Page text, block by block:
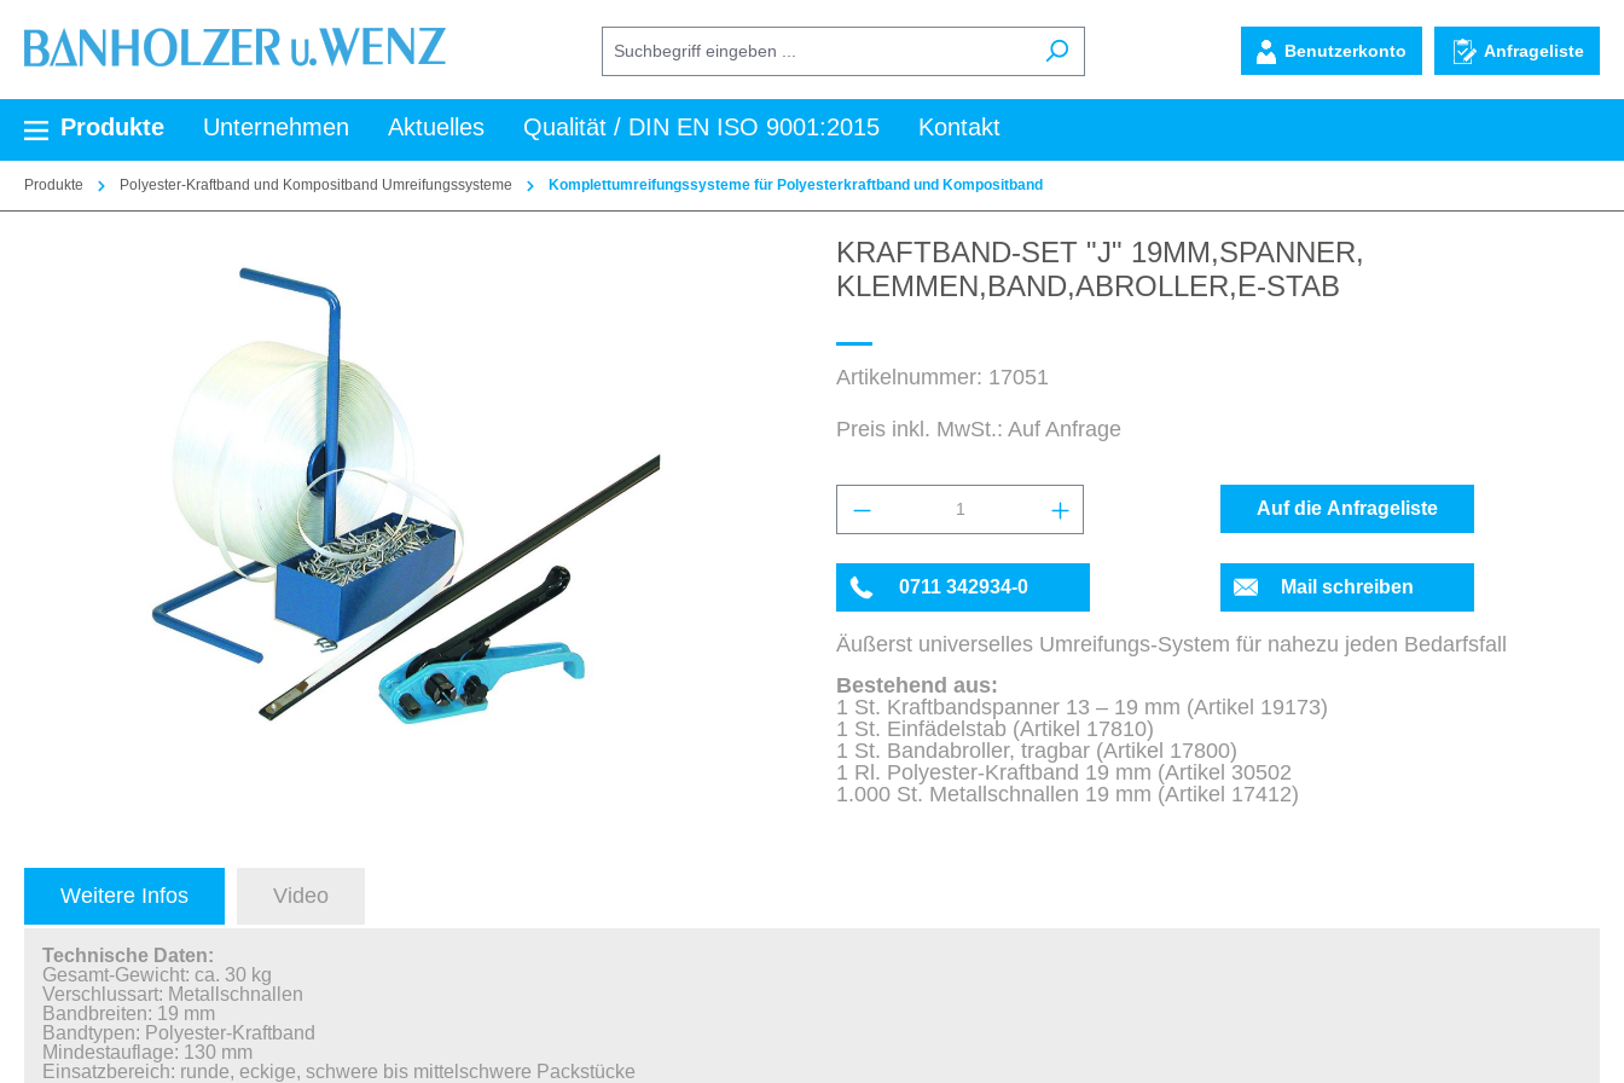
Zur Hauptnavigation springen
Benutzerkonto Anfrageliste
Produkte Unternehmen Aktuelles Qualität / DIN EN ISO 9001:2015 Kontakt
Produkte Polyester-Kraftband und Kompositband Umreifungssysteme Komplettumreifungssysteme für Polyesterkraftband und Kompositband
KRAFTBAND-SET "J" 19MM,SPANNER,
KLEMMEN,BAND,ABROLLER,E-STAB
Artikelnummer: 17051
Preis inkl. MwSt.: Auf Anfrage
Produkt Anzahl: Gib den gewünschten Wert ein oder
Auf die Anfrageliste
0711 342934-0 Mail schreiben
Äußerst universelles Umreifungs-System für nahezu jeden Bedarfsfall
Bestehend aus:
1 St. Kraftbandspanner 13 – 19 mm (Artikel 19173)
1 St. Einfädelstab (Artikel 17810)
1 St. Bandabroller, tragbar (Artikel 17800)
1 Rl. Polyester-Kraftband 19 mm (Artikel 30502
1.000 St. Metallschnallen 19 mm (Artikel 17412)
Weitere Infos Video
Technische Daten:
Gesamt-Gewicht: ca. 30 kg
Verschlussart: Metallschnallen
Bandbreiten: 19 mm
Bandtypen: Polyester-Kraftband
Mindestauflage: 130 mm
Einsatzbereich: runde, eckige, schwere bis mittelschwere Packstücke